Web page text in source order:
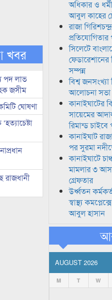
খবর
পদ লাভ
জসীম
ঘোষণা
রাজধানী
অধিকার ও
আবুল কাহের
রাজা
প্রতিযোগিতার
সিলেটে
ফেডারেশানের
সম্পন্ন
বিশ্ব
আলোচনা সভা
কানাইঘাটের
সায়েমের
রিমান্ড
কানাইঘাট
পর সুরমা
কানাইঘাটে
মামলার ৩
গ্রেফতার
উর্ধ্বতন
স্বাস্থ্য
আবুল হাসান
AUGUST 2026
M T W